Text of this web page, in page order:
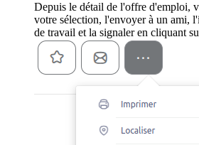
Depuis le détail de l'offre d'emploi,
votre sélection, l'envoyer à un ami,
de travail et la signaler en cliquant